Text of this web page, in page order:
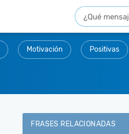
Motivación Positivas
FRASES RELACIONADAS